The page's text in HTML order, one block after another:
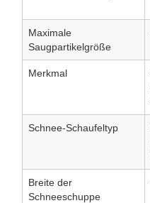
Maximale
Saugpartikelgröße
Merkmal
Schnee-Schaufeltyp
Breite der
Schneeschuppe